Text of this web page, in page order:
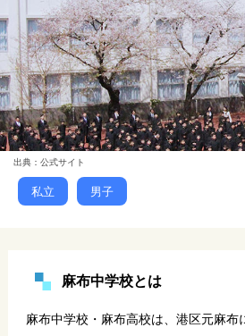
出典：公式サイト
私立 男子
麻布中学校とは
麻布中学校・麻布高校は、港区元麻布